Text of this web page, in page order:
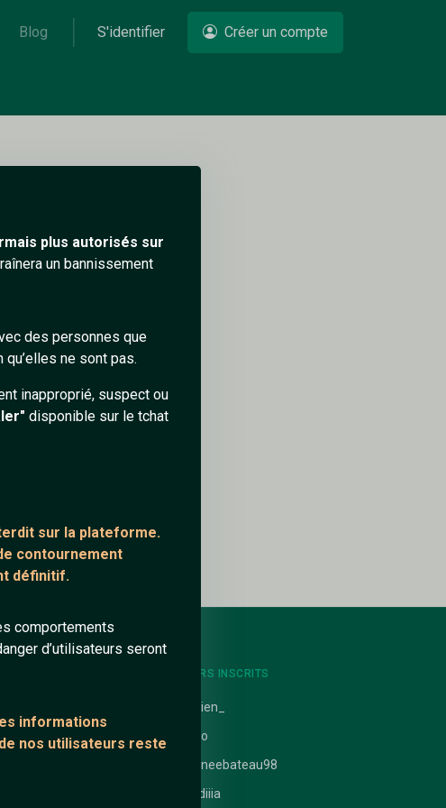
plus autorisés sur
un bannissement
des personnes que
ne sont pas.
inapproprié, suspect ou
disponible sur le tchat
sur la plateforme.
contournement
définitif.
comportements
d’utilisateurs seront
informations
nos utilisateurs reste
Blog S'identifier Créer un compte
DERNIERS INSCRITS
Bastien_
EloOo
Journeebateau98
claudiiia